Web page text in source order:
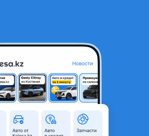
Субару Трибека
Алматы, Алматинская